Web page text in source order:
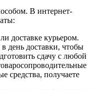
В интернет-
доставке курьером.
день доставки, чтобы
сдачу с любой
средства, получаете